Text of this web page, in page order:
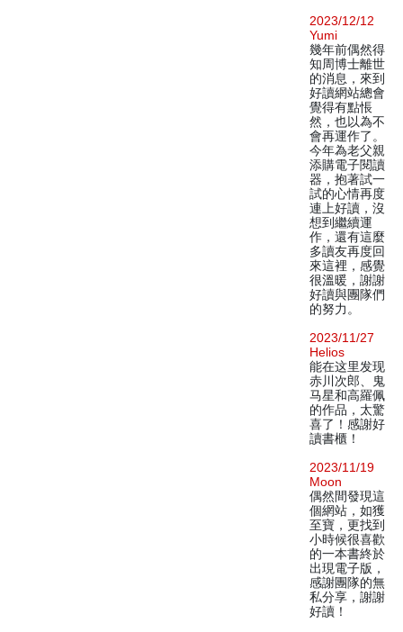
2023/12/12
Yumi
幾年前偶然得
知周博士離世
的消息，來到
好讀網站總會
覺得有點悵
然，也以為不
會再運作了。
今年為老父親
添購電子閱讀
器，抱著試一
試的心情再度
連上好讀，沒
想到繼續運
作，還有這麼
多讀友再度回
來這裡，感覺
很溫暖，謝謝
好讀與團隊們
的努力。
2023/11/27
Helios
能在这里发现
赤川次郎、鬼
马星和高羅佩
的作品，太驚
喜了！感謝好
讀書櫃！
2023/11/19
Moon
偶然間發現這
個網站，如獲
至寶，更找到
小時候很喜歡
的一本書終於
出現電子版，
感謝團隊的無
私分享，謝謝
好讀！